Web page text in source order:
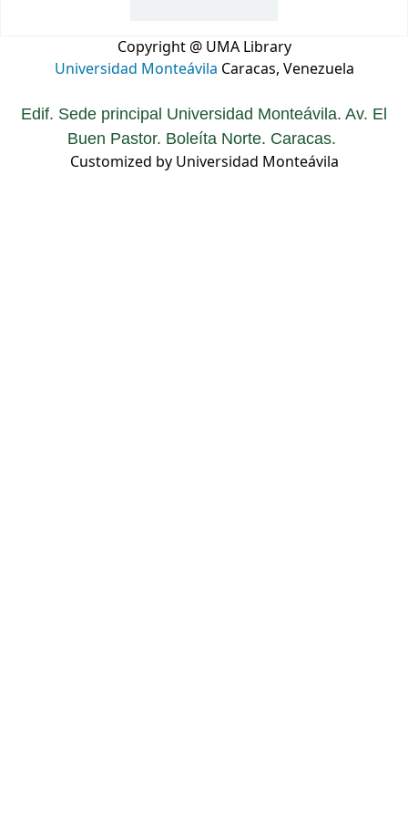
Copyright @ UMA Library
Universidad Monteávila Caracas, Venezuela
Edif. Sede principal Universidad Monteávila. Av. El
Buen Pastor. Boleíta Norte. Caracas.
Customized by Universidad Monteávila